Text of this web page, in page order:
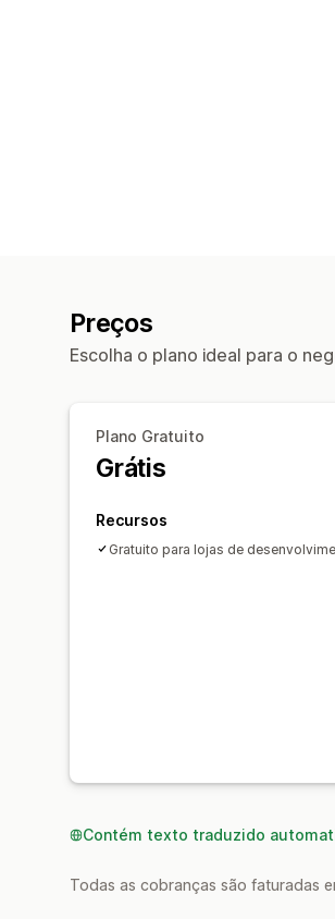
Preços
Escolha o plano ideal para o
Plano Gratuito
Grátis
Recursos
Gratuito para lojas de
Contém texto traduzido
Todas as cobranças são faturadas